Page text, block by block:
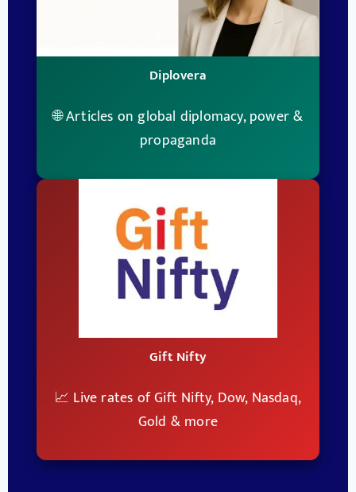
Diplovera
🌐 Articles on global diplomacy, power &
propaganda
Gift Nifty
📈 Live rates of Gift Nifty, Dow, Nasdaq,
Gold & more